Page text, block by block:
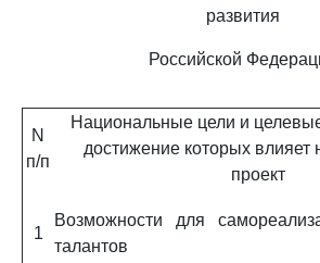
развития
Российской
N
п/п
Национальные цели и
достижение которых влияет
проект
1
Возможности для
талантов